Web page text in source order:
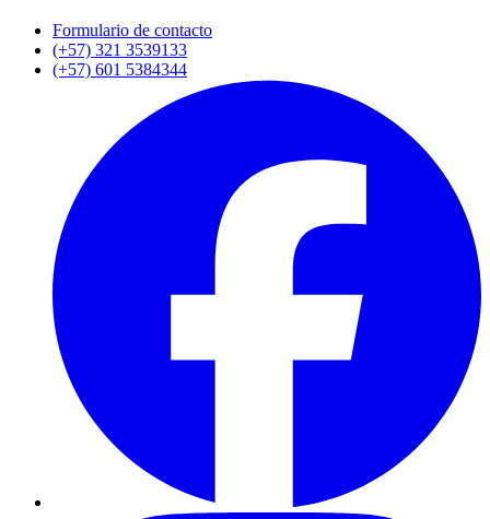
Formulario de contacto
(+57) 321 3539133
(+57) 601 5384344